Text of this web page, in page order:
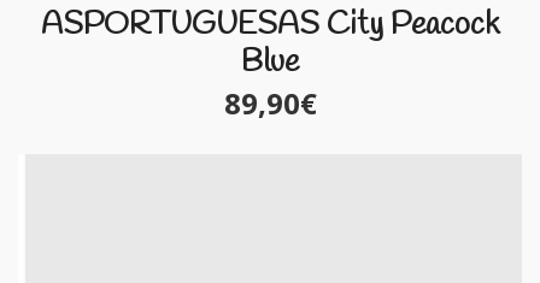
ASPORTUGUESAS City Peacock
Blue
89,90€